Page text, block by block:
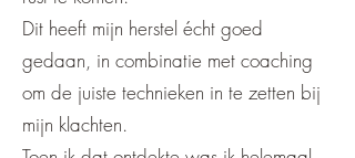
Dit heeft mijn herstel écht goed
gedaan, in combinatie met coaching
om de juiste technieken in te zetten bij
mijn klachten.